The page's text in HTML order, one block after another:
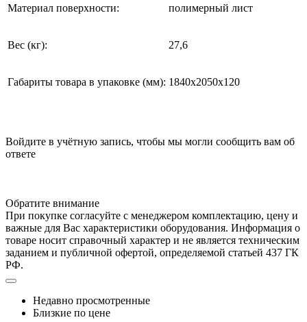
Материал поверхности: полимерный лист
Вес (кг): 27,6
Габариты товара в упаковке (мм): 1840х2050х120
Войдите в учётную запись, чтобы мы могли сообщить вам об
ответе
Обратите внимание
При покупке согласуйте с менеджером комплектацию, цену и
важные для Вас характеристики оборудования. Информация о
товаре носит справочный характер и не является техническим
заданием и публичной офертой, определяемой статьей 437 ГК
РФ.
Недавно просмотренные
Близкие по цене